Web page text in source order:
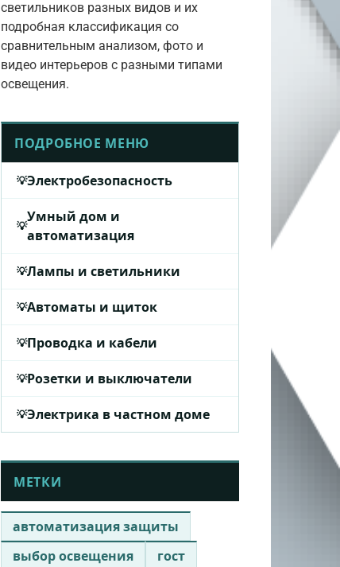
светильников разных видов и их
подробная классификация со
сравнительным анализом, фото и
видео интерьеров с разными типами
освещения.
ПОДРОБНОЕ МЕНЮ
Электробезопасность
Умный дом и
автоматизация
Лампы и светильники
Автоматы и щиток
Проводка и кабели
Розетки и выключатели
Электрика в частном доме
МЕТКИ
автоматизация защиты
выбор освещения
гост